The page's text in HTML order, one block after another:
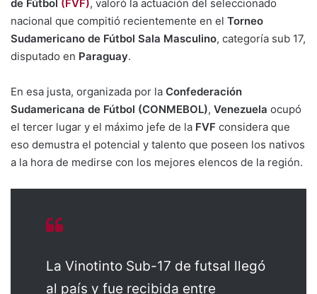
de Fútbol (FVF), valoró la actuación del seleccionado
nacional que compitió recientemente en el Torneo
Sudamericano de Fútbol Sala Masculino, categoría sub 17,
disputado en Paraguay.
En esa justa, organizada por la Confederación
Sudamericana de Fútbol (CONMEBOL), Venezuela ocupó
el tercer lugar y el máximo jefe de la FVF considera que
eso demustra el potencial y talento que poseen los nativos
a la hora de medirse con los mejores elencos de la región.
La Vinotinto Sub-17 de futsal llegó
al país y fue recibida entre